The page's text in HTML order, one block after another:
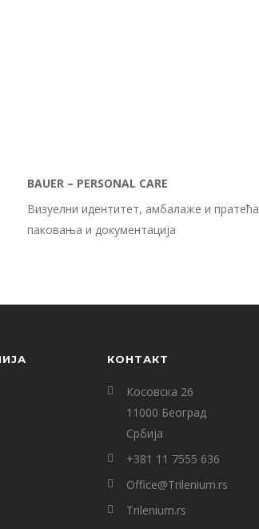
BAUER – PERSONAL CARE
Визуелни идентитет, амбалаже и пратећа
паковања и документација
КОНТАКТ
Косовска 26
11000 Београд
Србија
+381 11 7555 636
Office@Trilenium.rs
Trilenium.rs